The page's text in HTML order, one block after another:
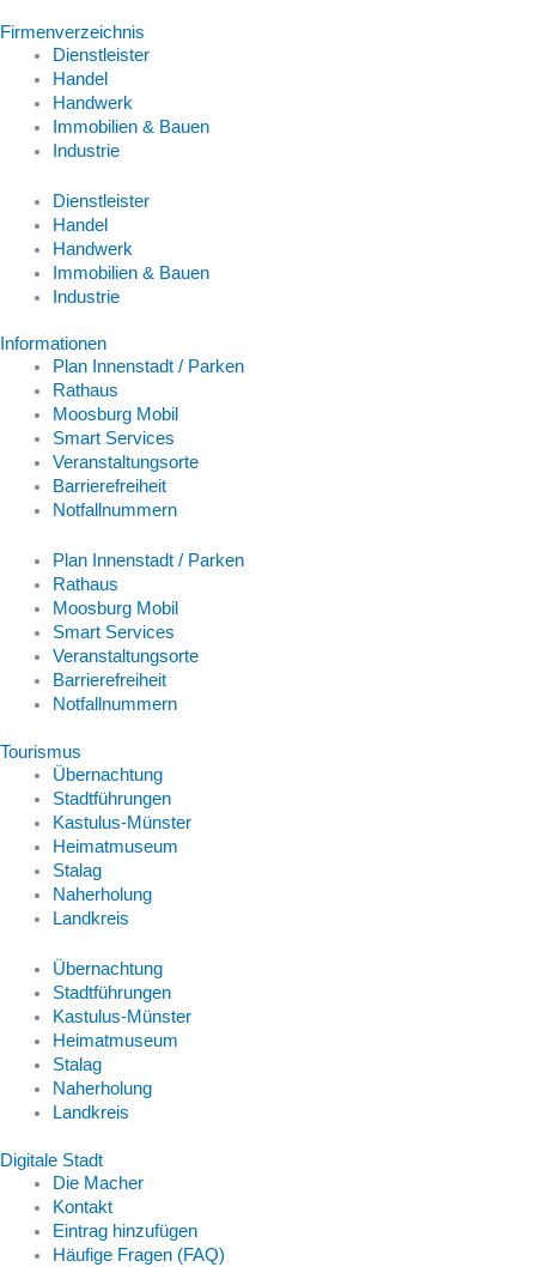
Firmenverzeichnis
Dienstleister
Handel
Handwerk
Immobilien & Bauen
Industrie
Dienstleister
Handel
Handwerk
Immobilien & Bauen
Industrie
Informationen
Plan Innenstadt / Parken
Rathaus
Moosburg Mobil
Smart Services
Veranstaltungsorte
Barrierefreiheit
Notfallnummern
Plan Innenstadt / Parken
Rathaus
Moosburg Mobil
Smart Services
Veranstaltungsorte
Barrierefreiheit
Notfallnummern
Tourismus
Übernachtung
Stadtführungen
Kastulus-Münster
Heimatmuseum
Stalag
Naherholung
Landkreis
Übernachtung
Stadtführungen
Kastulus-Münster
Heimatmuseum
Stalag
Naherholung
Landkreis
Digitale Stadt
Die Macher
Kontakt
Eintrag hinzufügen
Häufige Fragen (FAQ)